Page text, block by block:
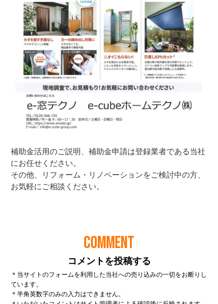
COMMENT
コメントを投稿する
＊当サイトのフォームを利用した当社への売り込みの一切をお断りし
ています。
＊半角英数字のみの入力はできません。